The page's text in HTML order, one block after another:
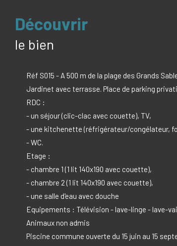
découvrir
le bien
Réf S015 - A 500 m de la plage des Grands
Jardinet avec terrasse. Place de parking
RDC :
- un séjour (clic-clac avec couette), TV,
- une kitchenette (réfrigérateur/congélateur,
- WC.
Etage :
- chambre 1 (1 lit 140x190 avec couette),
- chambre 2 (1 lit 140x190 avec couette),
- une salle d'eau avec douche
Equipements : Télévision - lave-linge - lave-
Animaux non admis
Piscine commune ouverte du 15 juin au 15